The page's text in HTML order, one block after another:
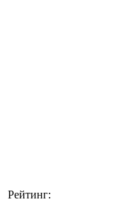
Рейтинг: